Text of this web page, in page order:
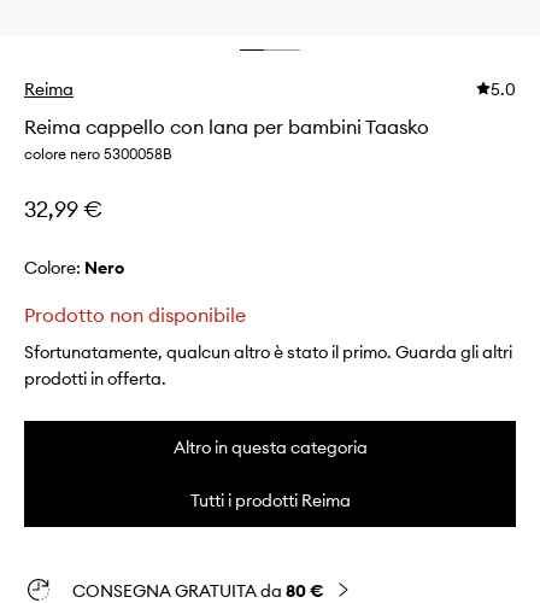
Reima 5.0
Reima cappello con lana per bambini Taasko
colore nero 5300058B
32,99 €
Colore: nero
Prodotto non disponibile
Sfortunatamente, qualcun altro è stato il primo. Guarda gli altri
prodotti in offerta.
Altro in questa categoria
Tutti i prodotti Reima
CONSEGNA GRATUITA da 80 €